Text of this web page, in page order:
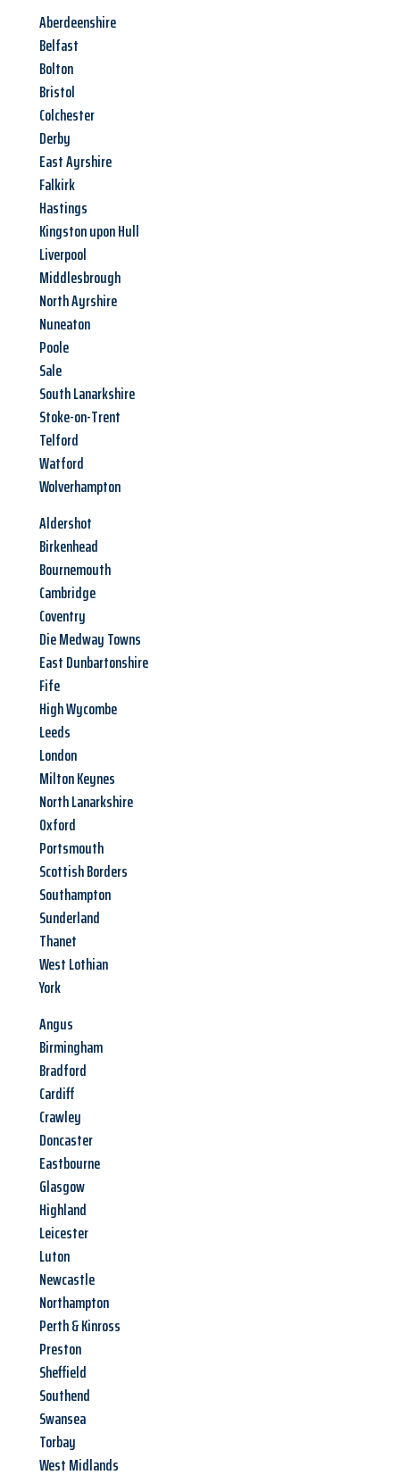
Aberdeenshire
Belfast
Bolton
Bristol
Colchester
Derby
East Ayrshire
Falkirk
Hastings
Kingston upon Hull
Liverpool
Middlesbrough
North Ayrshire
Nuneaton
Poole
Sale
South Lanarkshire
Stoke-on-Trent
Telford
Watford
Wolverhampton
Aldershot
Birkenhead
Bournemouth
Cambridge
Coventry
Die Medway Towns
East Dunbartonshire
Fife
High Wycombe
Leeds
London
Milton Keynes
North Lanarkshire
Oxford
Portsmouth
Scottish Borders
Southampton
Sunderland
Thanet
West Lothian
York
Angus
Birmingham
Bradford
Cardiff
Crawley
Doncaster
Eastbourne
Glasgow
Highland
Leicester
Luton
Newcastle
Northampton
Perth & Kinross
Preston
Sheffield
Southend
Swansea
Torbay
West Midlands